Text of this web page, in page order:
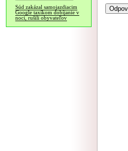
Súd zakázal samojazdiacim
Google taxíkom dobíjanie v
noci, rušili obyvateľov